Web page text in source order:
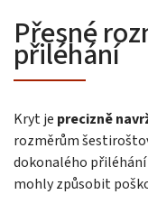
Přesné
přiléhání
Kryt je precizně
rozměrům
dokonalého
mohly způsobit